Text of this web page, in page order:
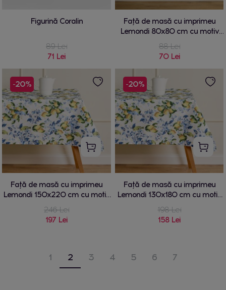
Figurină Coralin
89 Lei
71 Lei
Față de masă cu imprimeu
Lemondi 80x80 cm cu motiv
de fructe
88 Lei
70 Lei
-20%
Față de masă cu imprimeu
Lemondi 150x220 cm cu motiv
de fructe
246 Lei
197 Lei
-20%
Față de masă cu imprimeu
Lemondi 130x180 cm cu motiv
de fructe
198 Lei
158 Lei
1 2 3 4 5 6 7